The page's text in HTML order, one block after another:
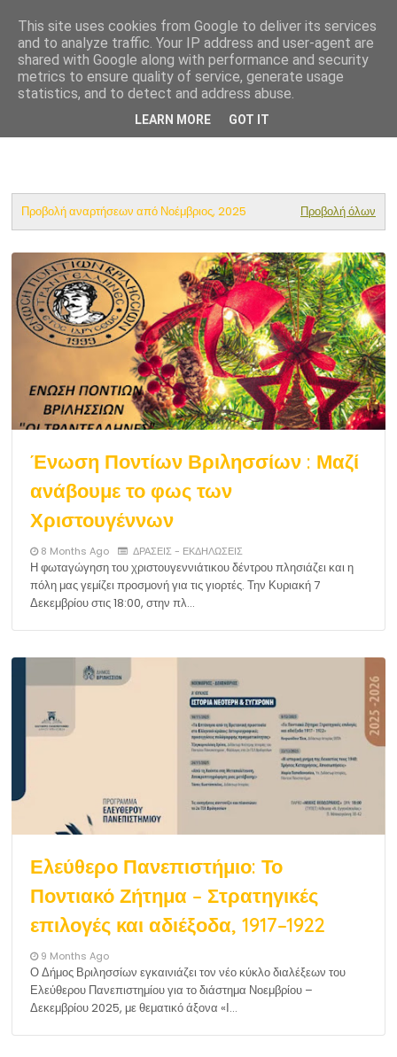
Ένωση Ποντίων Βριλησσίων
Προβολή αναρτήσεων από Νοέμβριος, 2025 Προβολή όλων
Ένωση Ποντίων Βριλησσίων : Μαζί
ανάβουμε το φως των
Χριστουγέννων
8 Months Ago ΔΡΑΣΕΙΣ - ΕΚΔΗΛΩΣΕΙΣ
Η φωταγώγηση του χριστουγεννιάτικου δέντρου πλησιάζει και η
πόλη μας γεμίζει προσμονή για τις γιορτές. Την Κυριακή 7
Δεκεμβρίου στις 18:00, στην πλ…
Ελεύθερο Πανεπιστήμιο: Το
Ποντιακό Ζήτημα – Στρατηγικές
επιλογές και αδιέξοδα, 1917–1922
9 Months Ago
Ο Δήμος Βριλησσίων εγκαινιάζει τον νέο κύκλο διαλέξεων του
Ελεύθερου Πανεπιστημίου για το διάστημα Νοεμβρίου –
Δεκεμβρίου 2025, με θεματικό άξονα «Ι…
This site uses cookies from Google to deliver its services
and to analyze traffic. Your IP address and user-agent are
shared with Google along with performance and security
metrics to ensure quality of service, generate usage
statistics, and to detect and address abuse.
LEARN MORE GOT IT